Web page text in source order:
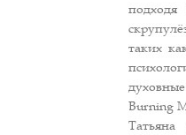
таких
Burning